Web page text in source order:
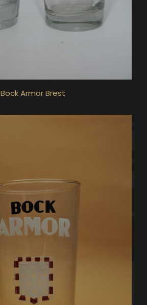
Bock Armor Brest